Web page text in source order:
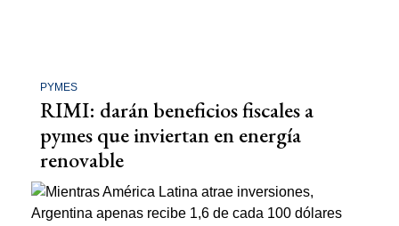
PYMES
RIMI: darán beneficios fiscales a
pymes que inviertan en energía
renovable